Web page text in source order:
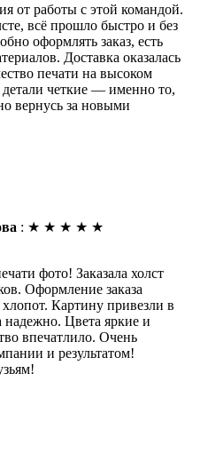
от работы с этой командой.
всё прошло быстро и без
оформлять заказ, есть
Доставка оказалась
печати на высоком
четкие — именно то,
вернусь за новыми
: ★ ★ ★ ★ ★
фото! Заказала холст
Оформление заказа
Картину привезли в
надежно. Цвета яркие и
впечатлило. Очень
и результатом!